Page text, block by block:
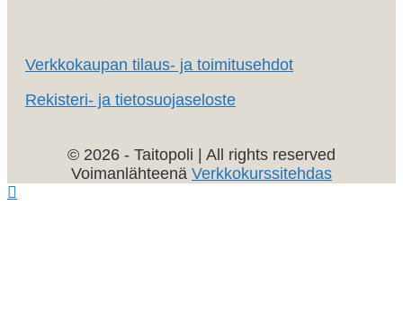
Verkkokaupan tilaus- ja toimitusehdot
Rekisteri- ja tietosuojaseloste
© 2026 - Taitopoli | All rights reserved
Voimanlähteenä Verkkokurssitehdas
Vieritä